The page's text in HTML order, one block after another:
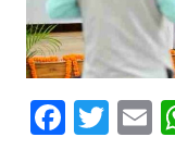
F T E